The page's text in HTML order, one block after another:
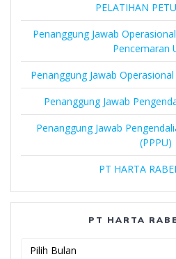
PELATIHAN
Penanggung Jawab
Pencemaran
Penanggung Jawab
Penanggung Jawab
Penanggung Jawab
(PPPU)
PT HARTA
PT HARTA